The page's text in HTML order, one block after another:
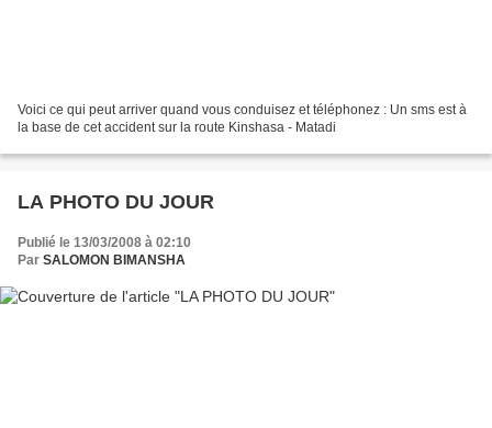
Voici ce qui peut arriver quand vous conduisez et téléphonez : Un sms est à
la base de cet accident sur la route Kinshasa - Matadi
LA PHOTO DU JOUR
Publié le 13/03/2008 à 02:10
Par SALOMON BIMANSHA